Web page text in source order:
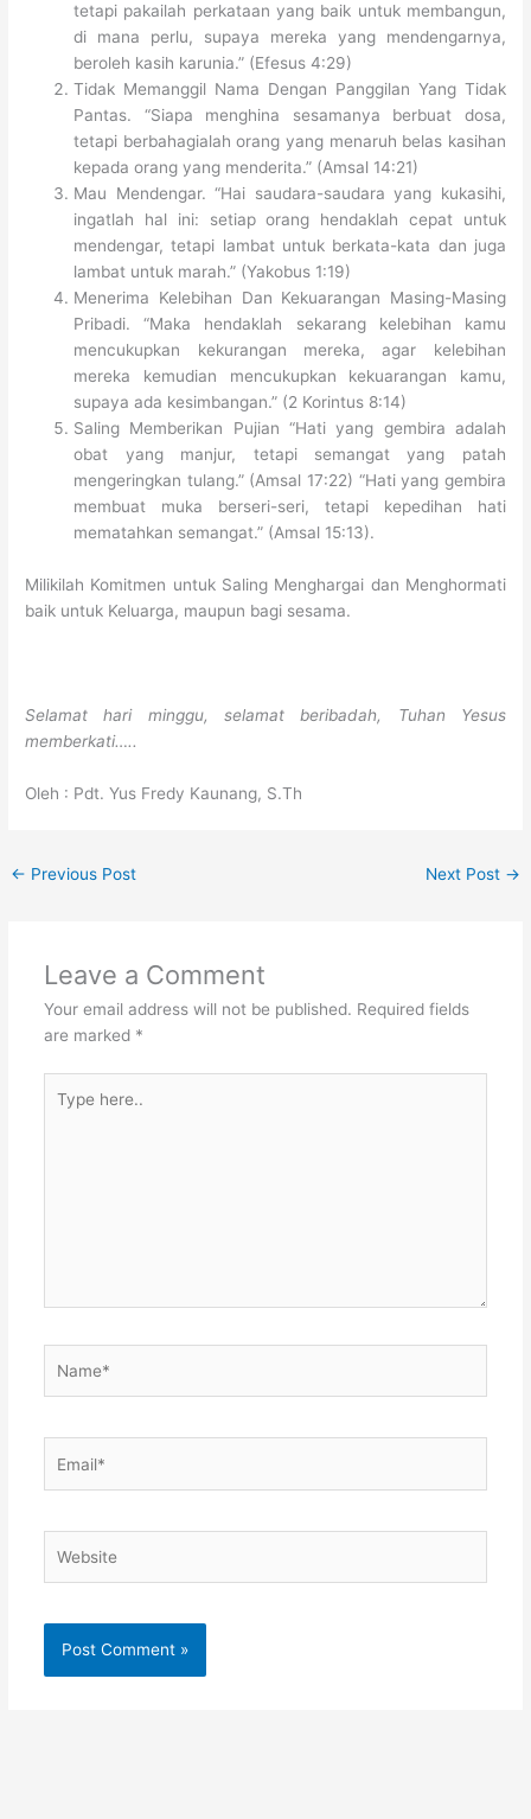
tetapi pakailah perkataan yang baik untuk membangun,
di mana perlu, supaya mereka yang mendengarnya,
beroleh kasih karunia.” (Efesus 4:29)
Tidak Memanggil Nama Dengan Panggilan Yang Tidak
Pantas. “Siapa menghina sesamanya berbuat dosa,
tetapi berbahagialah orang yang menaruh belas kasihan
kepada orang yang menderita.” (Amsal 14:21)
Mau Mendengar. “Hai saudara-saudara yang kukasihi,
ingatlah hal ini: setiap orang hendaklah cepat untuk
mendengar, tetapi lambat untuk berkata-kata dan juga
lambat untuk marah.” (Yakobus 1:19)
Menerima Kelebihan Dan Kekuarangan Masing-Masing
Pribadi. “Maka hendaklah sekarang kelebihan kamu
mencukupkan kekurangan mereka, agar kelebihan
mereka kemudian mencukupkan kekuarangan kamu,
supaya ada kesimbangan.” (2 Korintus 8:14)
Saling Memberikan Pujian “Hati yang gembira adalah
obat yang manjur, tetapi semangat yang patah
mengeringkan tulang.” (Amsal 17:22) “Hati yang gembira
membuat muka berseri-seri, tetapi kepedihan hati
mematahkan semangat.” (Amsal 15:13).
Milikilah Komitmen untuk Saling Menghargai dan Menghormati
baik untuk Keluarga, maupun bagi sesama.
Selamat hari minggu, selamat beribadah, Tuhan Yesus
memberkati…..
Oleh : Pdt. Yus Fredy Kaunang, S.Th
← Previous Post Next Post →
Leave a Comment
Your email address will not be published. Required fields
are marked *
here..